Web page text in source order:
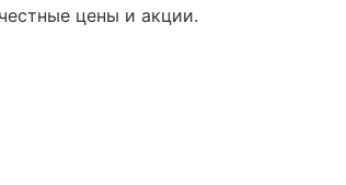
цены и акции.